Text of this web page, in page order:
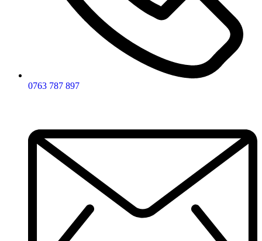
0763 787 897